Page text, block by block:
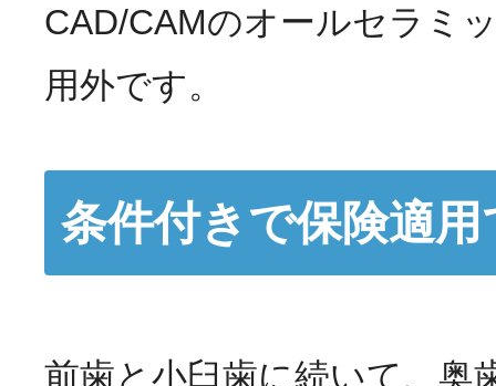
CAD/CAMのオールセラミ
用外です。
条件付きで保険適
前歯と小臼歯に続いて、奥